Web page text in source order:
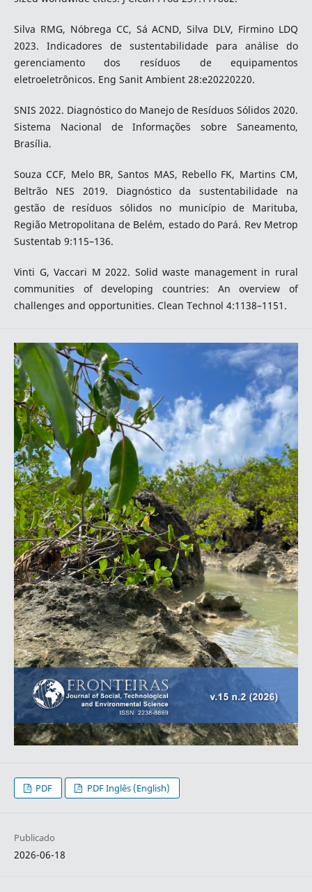
Silva RMG, Nóbrega CC, Sá ACND, Silva DLV, Firmino LDQ
2023. Indicadores de sustentabilidade para análise do
gerenciamento dos resíduos de equipamentos
eletroeletrônicos. Eng Sanit Ambient 28:e20220220.
SNIS 2022. Diagnóstico do Manejo de Resíduos Sólidos 2020.
Sistema Nacional de Informações sobre Saneamento,
Brasília.
Souza CCF, Melo BR, Santos MAS, Rebello FK, Martins CM,
Beltrão NES 2019. Diagnóstico da sustentabilidade na
gestão de resíduos sólidos no município de Marituba,
Região Metropolitana de Belém, estado do Pará. Rev Metrop
Sustentab 9:115–136.
Vinti G, Vaccari M 2022. Solid waste management in rural
communities of developing countries: An overview of
challenges and opportunities. Clean Technol 4:1138–1151.
PDF PDF Inglês (English)
Publicado
2026-06-18